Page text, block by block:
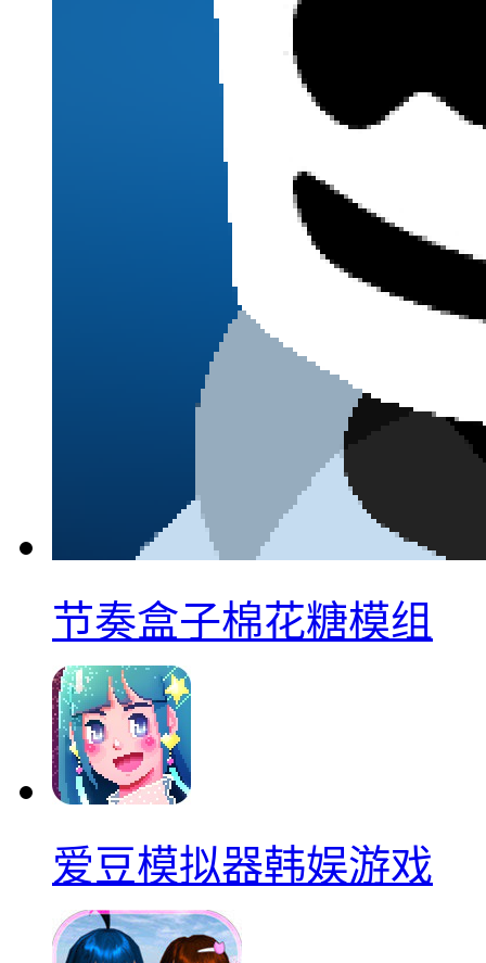
节奏盒子棉花糖模组
爱豆模拟器韩娱游戏